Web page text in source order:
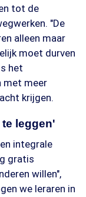
tot de
"De
alleen maar
moet durven
het
met meer
krijgen.
leggen'
integrale
gratis
willen",
we leraren in